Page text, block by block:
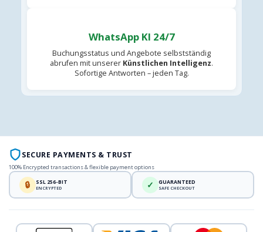
WhatsApp KI 24/7
Buchungsstatus und Angebote selbstständig
abrufen mit unserer Künstlichen Intelligenz.
Sofortige Antworten – jeden Tag.
SECURE PAYMENTS & TRUST
100% Encrypted transactions & flexible payment options
🔒 SSL 256-BIT
ENCRYPTED ✓ GUARANTEED
SAFE CHECKOUT